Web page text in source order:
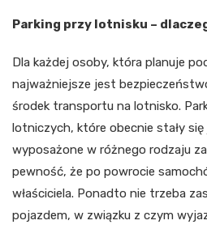
Parking przy lotnisku –
Dla każdej osoby, która planuje
najważniejsze jest
środek transportu na lotnisko.
lotniczych, które obecnie stały
wyposażone w różnego rodzaju
pewność, że po powrocie
właściciela. Ponadto nie trzeba
pojazdem, w związku z czym